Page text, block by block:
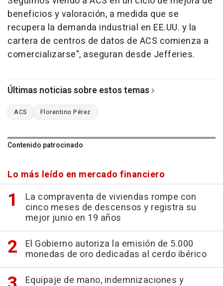
beneficios y valoración, a medida que se
recupera la demanda industrial en EE.UU. y la
cartera de centros de datos de ACS comienza a
comercializarse", aseguran desde Jefferies.
Últimas noticias sobre estos temas
ACS Florentino Pérez
Contenido patrocinado
Lo más leído en mercado financiero
La compraventa de viviendas rompe con
cinco meses de descensos y registra su
mejor junio en 19 años
El Gobierno autoriza la emisión de 5.000
monedas de oro dedicadas al cerdo ibérico
Equipaje de mano, indemnizaciones y